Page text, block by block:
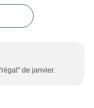
de janvier.